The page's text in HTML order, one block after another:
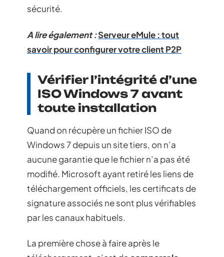
sécurité.
A lire également :Serveur eMule : tout
savoir pour configurer votre client P2P
Vérifier l’intégrité d’une
ISO Windows 7 avant
toute installation
Quand on récupère un fichier ISO de
Windows 7 depuis un site tiers, on n’a
aucune garantie que le fichier n’a pas été
modifié. Microsoft ayant retiré les liens de
téléchargement officiels, les certificats de
signature associés ne sont plus vérifiables
par les canaux habituels.
La première chose à faire après le